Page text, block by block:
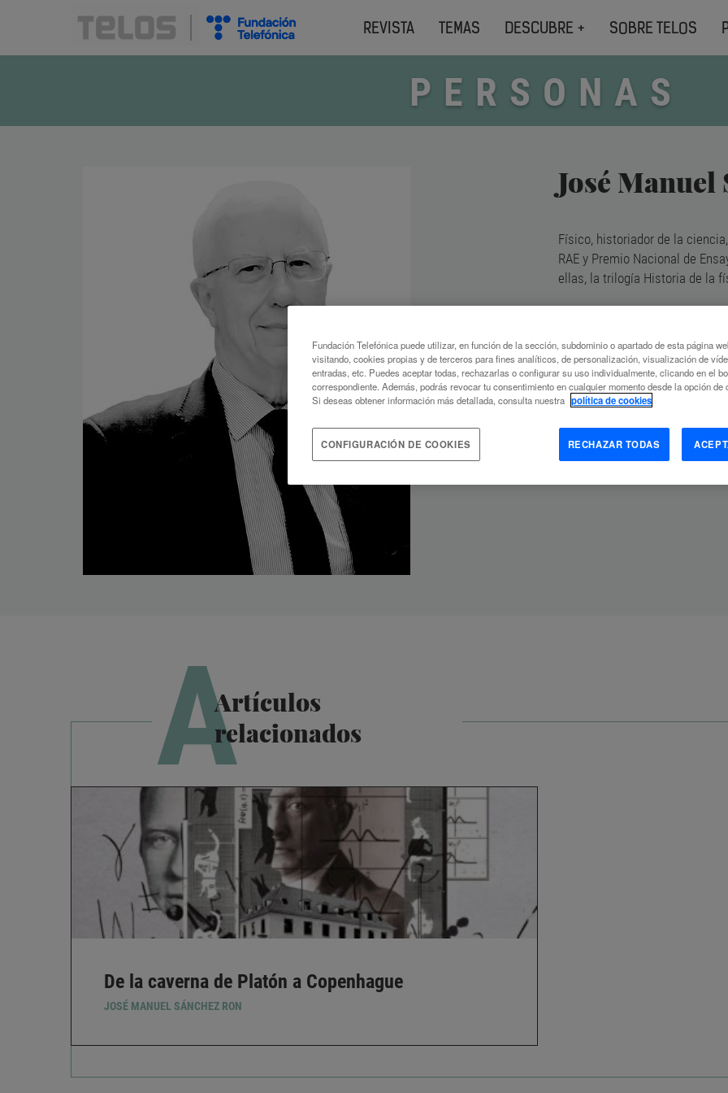
REVISTA TEMAS DESCUBRE + SOBRE TELOS
PERSONAS
José Manuel
Físico, historiador de la
RAE y Premio Nacional de
ellas, la trilogía Historia de la
TEMAS
Lenguaje
AArtículos
relacionados
De la caverna de Platón a Copenhague
JOSÉ MANUEL SÁNCHEZ RON
Fundación Telefónica puede utilizar, en función de la sección, subdominio o apartado de esta página
visitando, cookies propias y de terceros para fines analíticos, de personalización, visualización de
entradas, etc. Puedes aceptar todas, rechazarlas o configurar su uso individualmente, clicando en el
correspondiente. Además, podrás revocar tu consentimiento en cualquier momento desde la opción de
Si deseas obtener información más detallada, consulta nuestra política de cookies
RECHAZAR TODAS
CONFIGURACIÓN DE COOKIES